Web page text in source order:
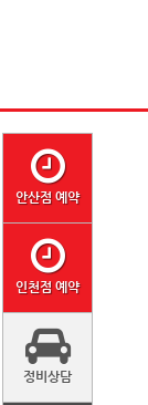
안산점 예약
인천점 예약
정비상담